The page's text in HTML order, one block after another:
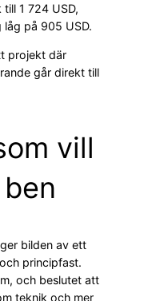
1 724 USD,
låg på 905 USD.
projekt där
går direkt till
vill
bilden av ett
principfast.
och beslutet att
teknik och mer